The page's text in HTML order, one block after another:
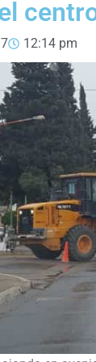
12:14 pm